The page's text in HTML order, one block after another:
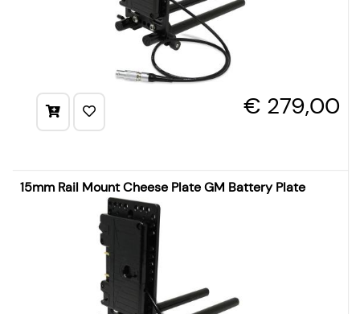
€ 279,00
15mm Rail Mount Cheese Plate GM Battery Plate